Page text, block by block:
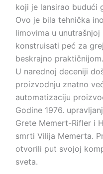
koji je lansirao budući
Ovo je bila tehnička
limovima u
konstruisati peć za
beskrajno praktičnijom.
U narednoj deceniji
proizvodnju znatno
automatizaciju
Godine 1976.
Grete Memert-Rifler i
smrti Vilija Memerta.
otvorili put svojoj
sveta.